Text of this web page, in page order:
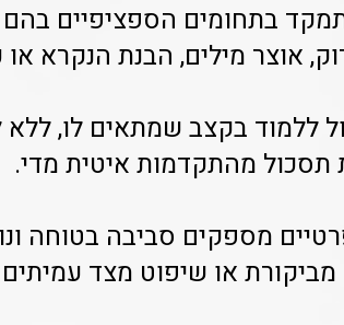
בתחומים הספציפיים
אוצר מילים, הבנת הנקרא
ללמוד בקצב שמתאים לו,
מהתקדמות איטית מדי.
מספקים סביבה בטוחה
או שיפוט מצד